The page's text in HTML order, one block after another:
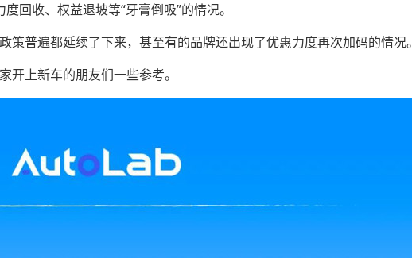
回收、权益退坡等“牙膏倒吸”的情况。
策普遍都延续了下来，甚至有的品牌还出现了优惠力度再次加码的情况。
开上新车的朋友们一些参考。